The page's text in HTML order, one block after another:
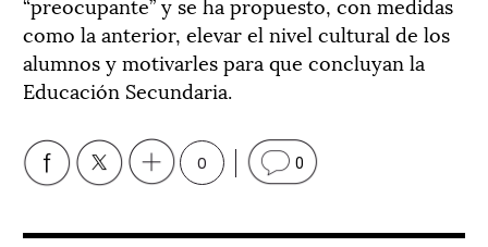
como la anterior, elevar el nivel cultural de los
alumnos y motivarles para que concluyan la
Educación Secundaria.
0 0